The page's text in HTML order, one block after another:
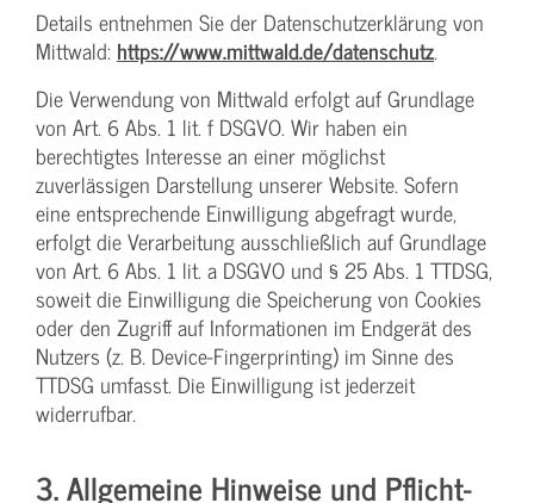
Details entnehmen Sie der Datenschutzerklärung von
Mittwald: https://www.mittwald.de/datenschutz.
Die Verwendung von Mittwald erfolgt auf Grundlage
von Art. 6 Abs. 1 lit. f DSGVO. Wir haben ein
berechtigtes Interesse an einer möglichst
zuverlässigen Darstellung unserer Website. Sofern
eine entsprechende Einwilligung abgefragt wurde,
erfolgt die Verarbeitung ausschließlich auf Grundlage
von Art. 6 Abs. 1 lit. a DSGVO und § 25 Abs. 1 TTDSG,
soweit die Einwilligung die Speicherung von Cookies
oder den Zugriff auf Informationen im Endgerät des
Nutzers (z. B. Device-Fingerprinting) im Sinne des
TTDSG umfasst. Die Einwilligung ist jederzeit
widerrufbar.
3. Allgemeine Hinweise und Pflicht­